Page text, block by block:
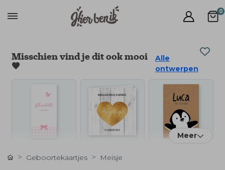
0
Misschien vind je dit ook mooi
🧡
Alle
ontwerpen
Meer
Geboortekaartjes Meisje